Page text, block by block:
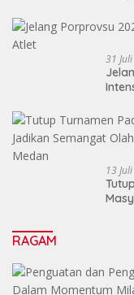
31
13
RAGAM